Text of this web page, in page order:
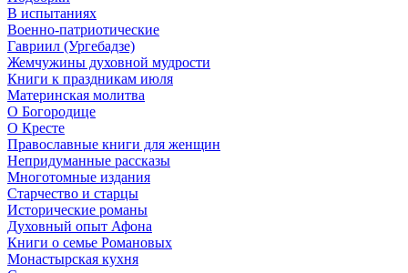
В испытаниях
Военно-патриотические
Гавриил (Ургебадзе)
Жемчужины духовной мудрости
Книги к праздникам июля
Материнская молитва
О Богородице
О Кресте
Православные книги для женщин
Непридуманные рассказы
Многотомные издания
Старчество и старцы
Исторические романы
Духовный опыт Афона
Книги о семье Романовых
Монастырская кухня